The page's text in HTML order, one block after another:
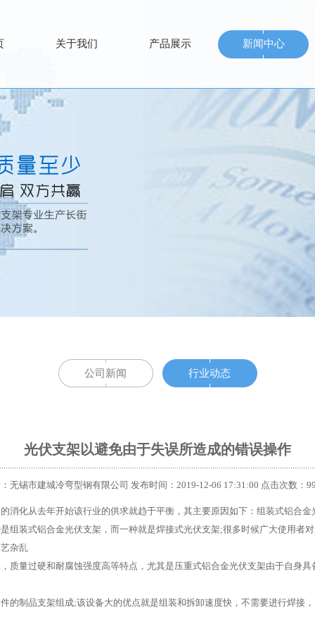
关于我们 产品展示 新闻中心
公司新闻 行业动态
光伏支架以避免由于失误所造成的错误操作
无锡市建城冷弯型钢有限公司 发布时间：2019-12-06 17:31:00 点击次数：
消化从去年开始该行业的供求就趋于平衡，其主要原因如下：组装式铝合
式铝合金光伏支架，而一种就是焊接式光伏支架;很多时候广大使用者
杂乱
过硬和耐腐蚀强度高等特点，尤其是压重式铝合金光伏支架由于自身具
品支架组成;该设备大的优点就是组装和拆卸速度快，不需要进行焊接